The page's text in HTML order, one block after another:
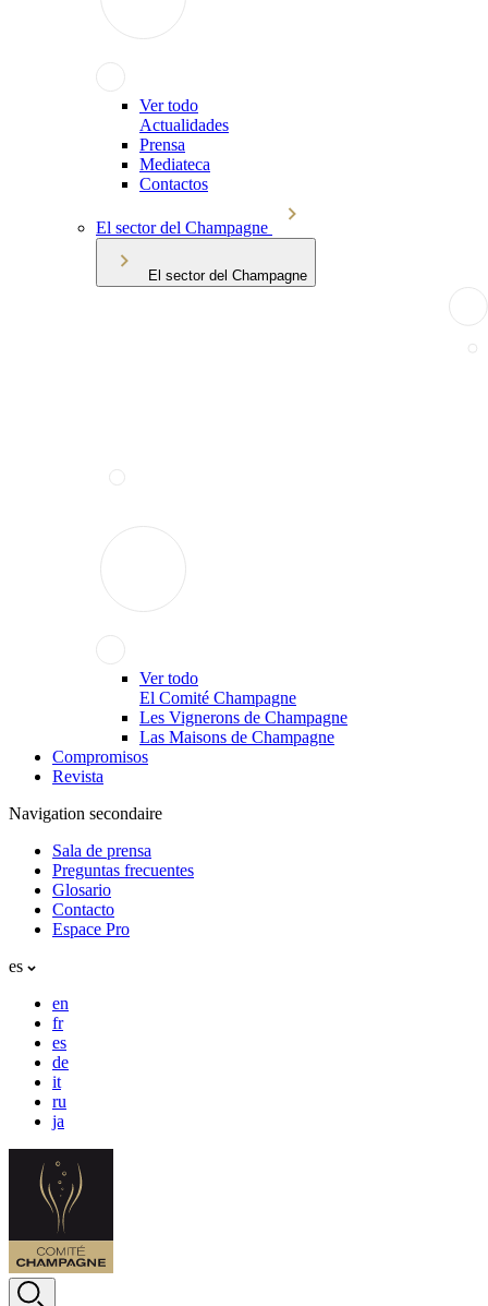
Ver todo
Actualidades
Prensa
Mediateca
Contactos
El sector del Champagne
El sector del Champagne
Ver todo
El Comité Champagne
Les Vignerons de Champagne
Las Maisons de Champagne
Compromisos
Revista
Navigation secondaire
Sala de prensa
Preguntas frecuentes
Glosario
Contacto
Espace Pro
es
en
fr
es
de
it
ru
ja